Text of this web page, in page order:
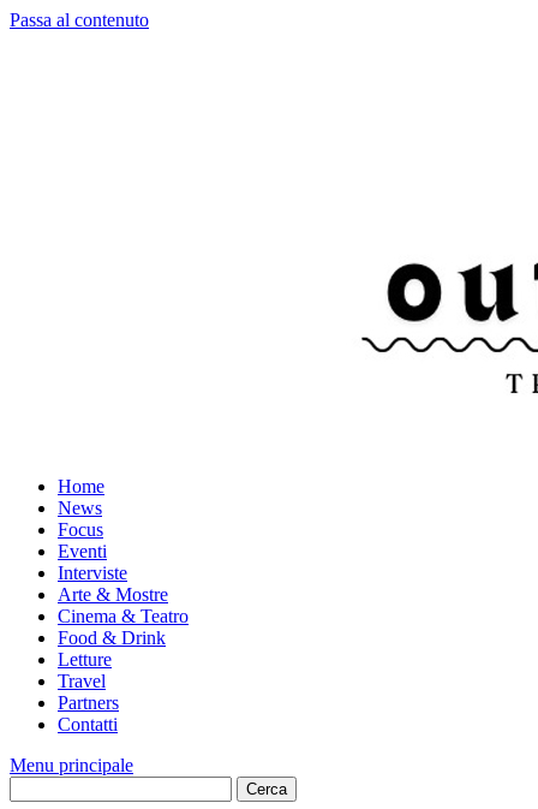
Passa al contenuto
Home
News
Focus
Eventi
Interviste
Arte & Mostre
Cinema & Teatro
Food & Drink
Letture
Travel
Partners
Contatti
Menu principale